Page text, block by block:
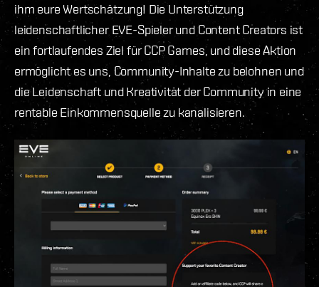
ihm eure Wertschätzung! Die Unterstützung
leidenschaftlicher EVE-Spieler und Content Creators ist
ein fortlaufendes Ziel für CCP Games, und diese Aktion
ermöglicht es uns, Community-Inhalte zu belohnen und
die Leidenschaft und Kreativität der Community in eine
rentable Einkommensquelle zu kanalisieren.